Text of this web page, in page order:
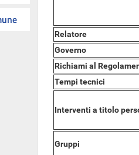
Relatore
Governo
Richiami al
Tempi tecnici
Interventi a titolo
Gruppi